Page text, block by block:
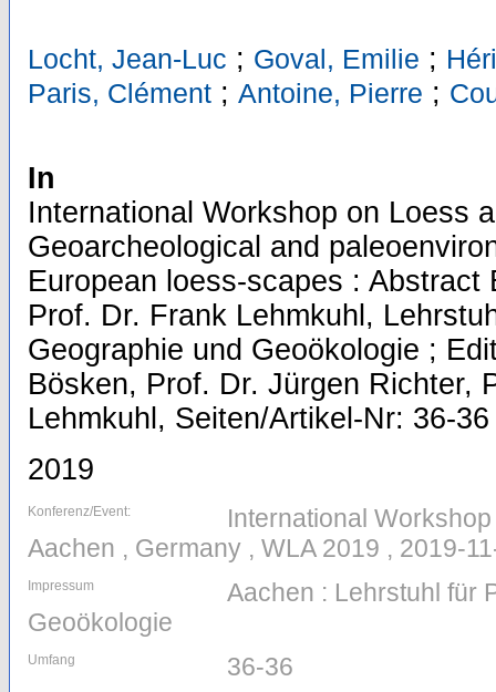
Locht, Jean-Luc ; Goval, Emilie ;
Paris, Clément ; Antoine, Pierre ;
In
International Workshop on Loess
Geoarcheological and
European loess-scapes : Abstract
Prof. Dr. Frank Lehmkuhl,
Geographie und Geoökologie ;
Bösken, Prof. Dr. Jürgen Richter,
Lehmkuhl, Seiten/Artikel-Nr: 36-36
2019
Konferenz/Event:
International
Aachen , Germany , WLA 2019 , 2019-
Impressum
Aachen : Lehrstuhl für
Geoökologie
Umfang 36-36